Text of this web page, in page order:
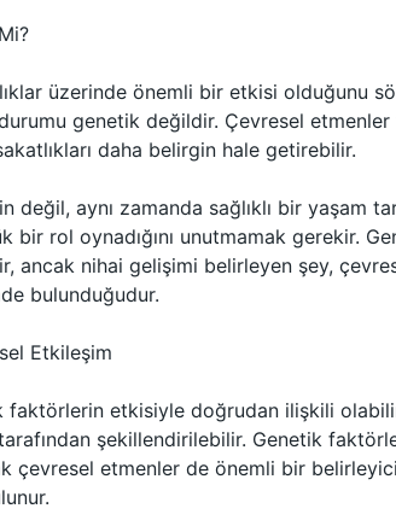
üzerinde önemli bir etkisi olduğunu
genetik değildir. Çevresel
daha belirgin hale getirebilir.
aynı zamanda sağlıklı bir yaşam
bir rol oynadığını unutmamak gerekir.
ancak nihai gelişimi belirleyen şey,
bulunduğudur.
Etkileşim
faktörlerin etkisiyle doğrudan ilişkili
şekillendirilebilir. Genetik
çevresel etmenler de önemli bir